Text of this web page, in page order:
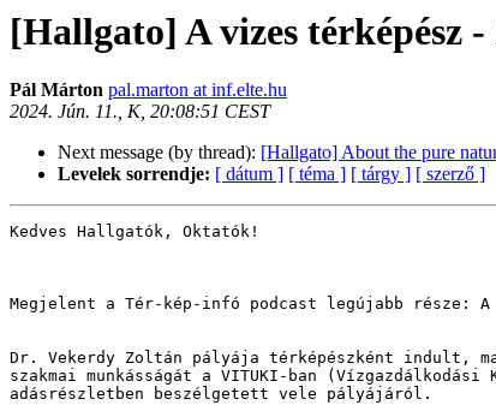
[Hallgato] A vizes térképész
Pál Márton pal.marton at inf.elte.hu
2024. Jún. 11., K, 20:08:51 CEST
Next message (by thread): [Hallgato] About the pure
Levelek sorrendje: [ dátum ] [ téma ] [ tárgy ] [ szerző ]
Kedves Hallgatók, Oktatók!
Megjelent a Tér-kép-infó podcast legújabb része:
Dr. Vekerdy Zoltán pályája térképészként indult,
szakmai munkásságát a VITUKI-ban
adásrészletben beszélgetett vele pályájáról.